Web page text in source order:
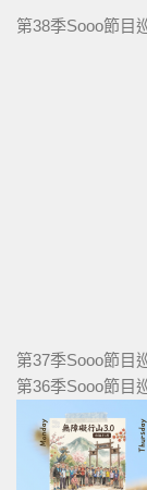
第38季Sooo節目
第37季Sooo節目
第36季Sooo節目